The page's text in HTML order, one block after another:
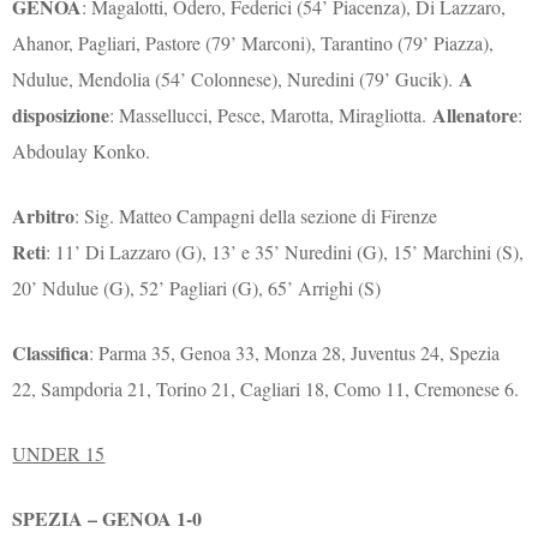
GENOA: Magalotti, Odero, Federici (54’ Piacenza), Di Lazzaro,
Ahanor, Pagliari, Pastore (79’ Marconi), Tarantino (79’ Piazza),
Ndulue, Mendolia (54’ Colonnese), Nuredini (79’ Gucik).A
disposizione: Massellucci, Pesce, Marotta, Miragliotta.Allenatore:
Abdoulay Konko.
Arbitro: Sig. Matteo Campagni della sezione di Firenze
Reti: 11’ Di Lazzaro (G), 13’ e 35’ Nuredini (G), 15’ Marchini (S),
20’ Ndulue (G), 52’ Pagliari (G), 65’ Arrighi (S)
Classifica: Parma 35, Genoa 33, Monza 28, Juventus 24, Spezia
22, Sampdoria 21, Torino 21, Cagliari 18, Como 11, Cremonese 6.
UNDER 15
SPEZIA – GENOA 1-0